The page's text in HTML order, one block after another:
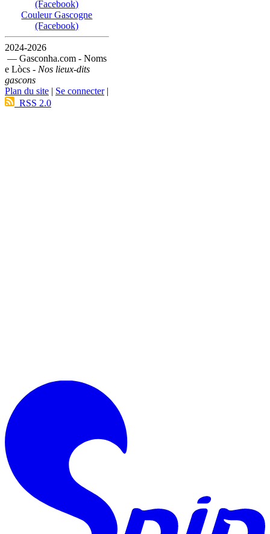
(Facebook)
Couleur Gascogne
(Facebook)
2024-2026
— Gasconha.com - Noms
e Lòcs - Nos lieux-dits
gascons
Plan du site | Se connecter|
RSS 2.0